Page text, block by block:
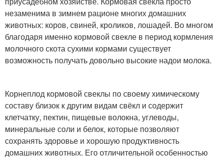
незаменима в зимнем рационе многих домашних
животных: коров, свиней, кроликов, лошадей. Во многом
благодаря именно кормовой свекле в период кормления
молочного скота сухими кормами существует
возможность получать довольно высокие надои молока.
Корнеплод кормовой свеклы по своему химическому
составу близок к другим видам свёкл и содержит
клетчатку, пектин, пищевые волокна, углеводы,
минеральные соли и белок, которые позволяют
сохранять здоровье и хорошую продуктивность
домашних животных. Его отличительной особенностью